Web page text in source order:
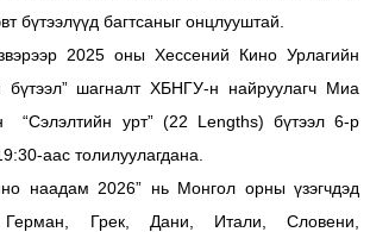
бүтээлүүд багтсаныг онцлууштай.
2025 оны Хессений Кино Урлагийн
бүтээл” шагналт ХБНГУ-н найруулагч Миа
“Сэлэлтийн урт” (22 Lengths) бүтээл 6-р
аас толилуулагдана.
2026” нь Монгол орны үзэгчдэд
Герман, Грек, Дани, Итали, Словени,